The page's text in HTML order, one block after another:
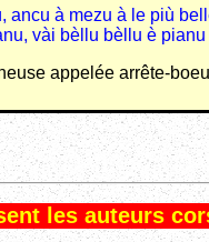
ancu à mezu à le più
vài bèllu bèllu è
appelée arrête-
les auteurs